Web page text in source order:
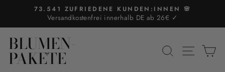
Inhalt
Pause
73.541 ZUFRIEDENE KUNDEN:INNEN 🌸
Versandkostenfrei innerhalb DE ab 26€ ✓
BLUMEN-
PAKETE SUCHE